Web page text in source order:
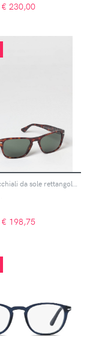
€ 230,00
€ 198,75